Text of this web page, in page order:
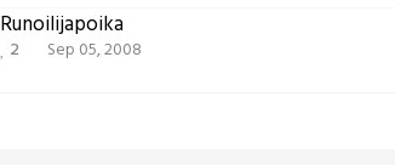
Runoilijapoika
2 Sep 05, 2008